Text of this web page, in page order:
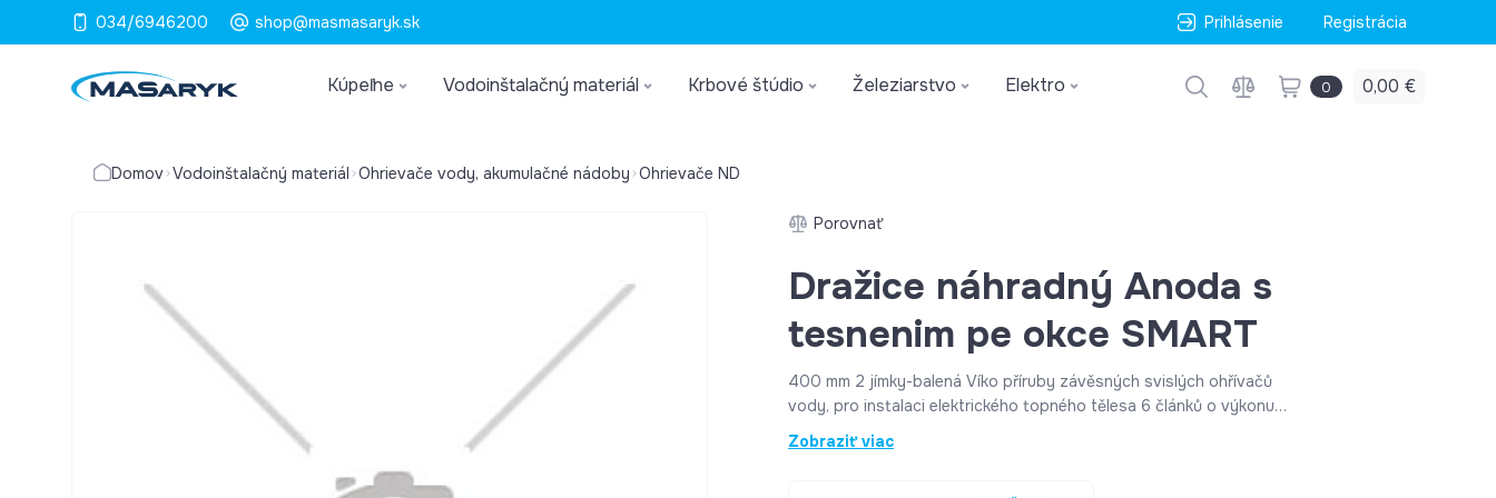
034/6946200 shop@masmasaryk.sk Prihlásenie Registrácia
Kúpeľne Vodoinštalačný materiál Krbové štúdio Železiarstvo Elektro 0 0,00 €
Domov Vodoinštalačný materiál Ohrievače vody, akumulačné nádoby Ohrievače ND
Porovnať
Dražice náhradný Anoda s
tesnenim pe okce SMART
400 mm 2 jímky-balená Víko příruby závěsných svislých ohřívačů
vody, pro instalaci elektrického topného tělesa 6 článků o výkonu
2,0 - 2,2 kW s jímkou pro čidla. Parametry Parametr Popis Typ
položky Víka příruby VIKAPRIRUBY Víka příruby - typ S vice jimkami
Zobraziť viac